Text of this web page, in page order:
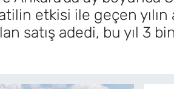
etkisi ile geçen yılın
satış adedi, bu yıl 3